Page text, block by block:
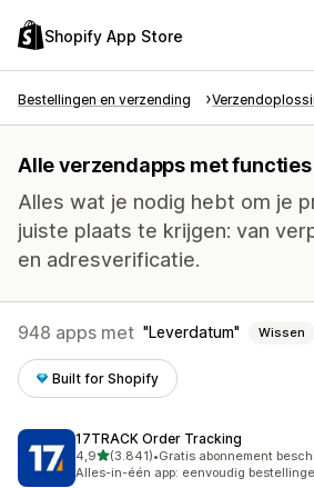
Shopify App Store
Bestellingen en verzending
Alle verzendapps met
Alles wat je nodig hebt om je
juiste plaats te krijgen: van
en adresverificatie.
948 apps met Leverdatum Wissen
Built for Shopify
17TRACK Order Tracking
4,9van 5 sterren
(3.841)
3841 recensies in totaal
•Gratis abonnement
Alles-in-één app: eenvoudig